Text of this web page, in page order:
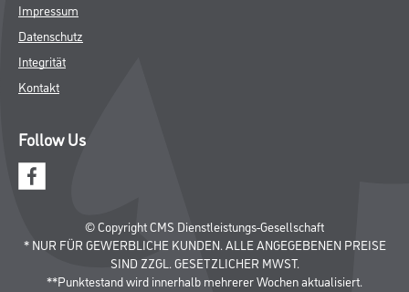
Impressum
Datenschutz
Integrität
Kontakt
Follow Us
© Copyright CMS Dienstleistungs-Gesellschaft
* NUR FÜR GEWERBLICHE KUNDEN. ALLE ANGEGEBENEN PREISE
SIND ZZGL. GESETZLICHER MWST.
**Punktestand wird innerhalb mehrerer Wochen aktualisiert.